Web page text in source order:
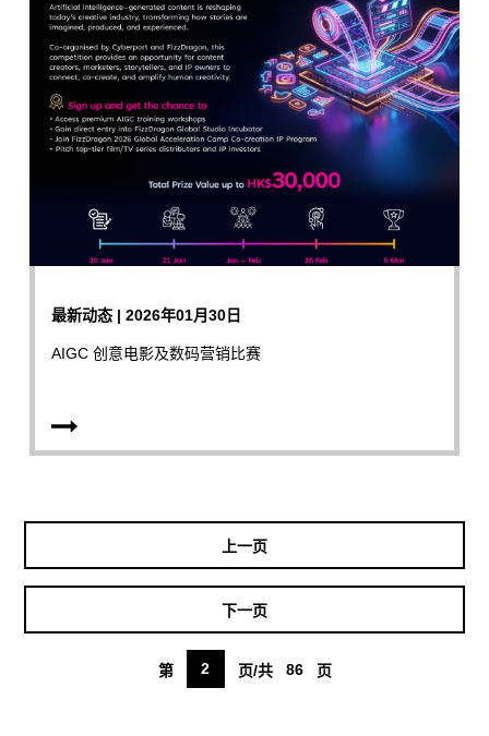
最新动态 | 2026年01月30日
AIGC 创意电影及数码营销比赛
上一页
第 2 页/共 86 页
下一页